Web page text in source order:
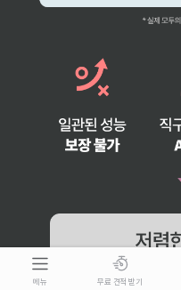
메뉴 무료 견적 받기